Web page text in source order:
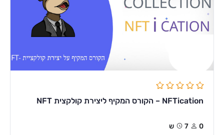
NFTication – הקורס המקיף ליצירת קולקצית NFT
0 7ש